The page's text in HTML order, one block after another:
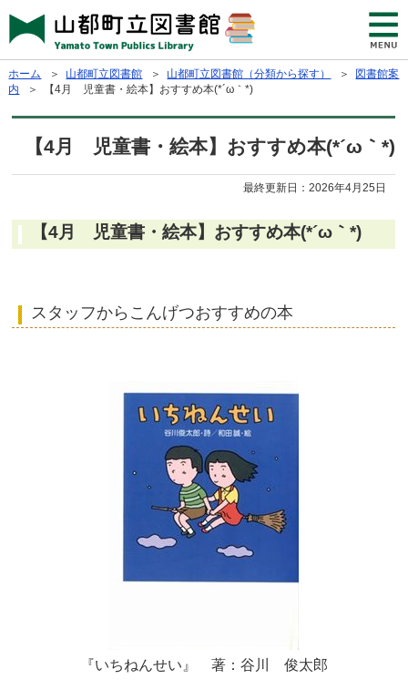
ホーム ＞ 山都町立図書館 ＞ 山都町立図書館（分類から探す） ＞
図書館案
内
＞ 【4月 児童書・絵本】おすすめ本(*´ω｀*)
【4月 児童書・絵本】おすすめ本(*´ω｀*)
最終更新日：2026年4月25日
【4月 児童書・絵本】おすすめ本(*´ω｀*)
スタッフからこんげつおすすめの本
『いちねんせい』 著：谷川 俊太郎